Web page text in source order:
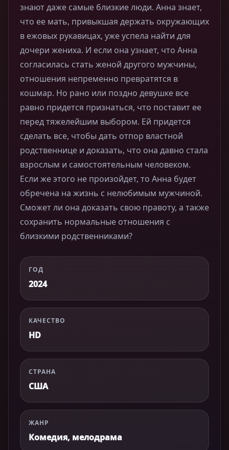
знают даже самые близкие люди. Анна знает,
что ее мать, привыкшая держать окружающих
в ежовых рукавицах, уже успела найти для
дочери жениха. И если она узнает, что Анна
согласилась стать женой другого мужчины,
отношения непременно превратятся в
кошмар. Но рано или поздно девушке все
равно придется признаться, что поставит ее
перед тяжелейшим выбором. Ей придется
сделать все, чтобы дать отпор властной
родственнице и доказать, что она давно стала
взрослым и самостоятельным человеком.
Если же этого не произойдет, то Анна будет
обречена на жизнь с нелюбимым мужчиной.
Сможет ли она доказать свою правоту, а также
сохранить нормальные отношения с
близкими родственниками?
ГОД
2024
КАЧЕСТВО
HD
СТРАНА
США
ЖАНР
Комедия, мелодрама